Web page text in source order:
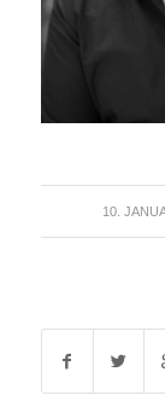
10. /